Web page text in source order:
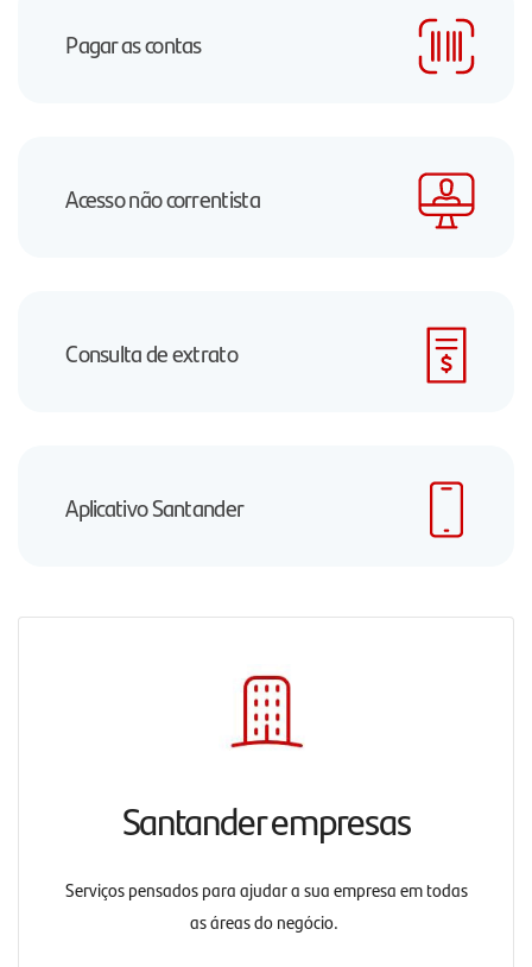
Pagar as contas
Acesso não correntista
Consulta de extrato
Aplicativo Santander
Santander empresas
Serviços pensados para ajudar a sua empresa em todas
as áreas do negócio.